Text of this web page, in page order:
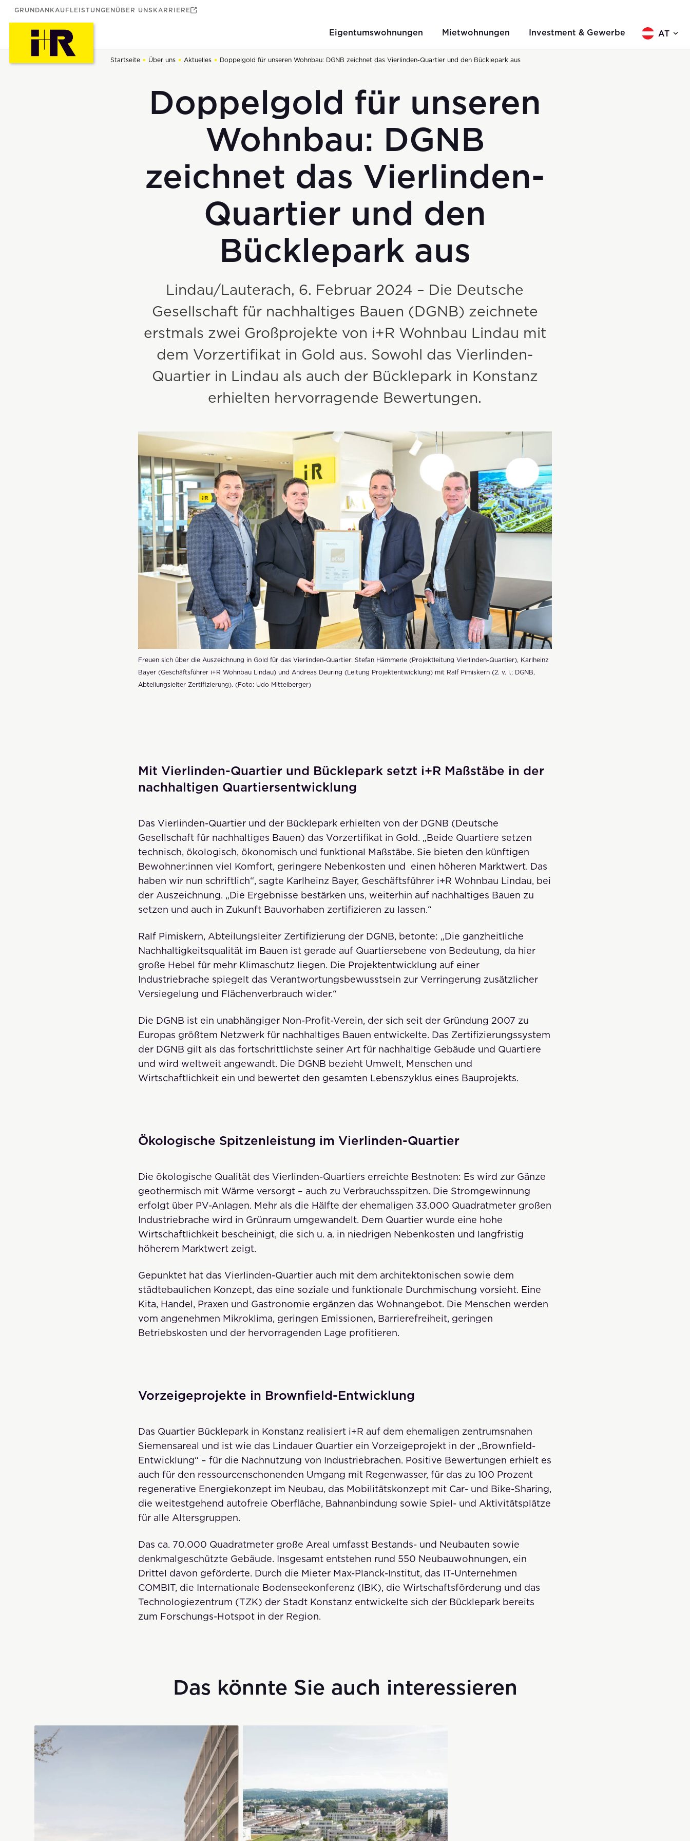
Eigentumswohnungen Mietwohnungen Investment & Gewerbe AT
GRUNDANKAUFLEISTUNGENÜBER UNS KARRIERE
Startseite Über uns Aktuelles Doppelgold für unseren Wohnbau: DGNB zeichnet das Vierlinden-Quartier und den Bücklepark aus
Doppelgold für unseren
Wohnbau: DGNB
zeichnet das Vierlinden-
Quartier und den
Bücklepark aus
Lindau/Lauterach, 6. Februar 2024 – Die Deutsche
Gesellschaft für nachhaltiges Bauen (DGNB) zeichnete
erstmals zwei Großprojekte von i+R Wohnbau Lindau mit
dem Vorzertifikat in Gold aus. Sowohl das Vierlinden-
Quartier in Lindau als auch der Bücklepark in Konstanz
erhielten hervorragende Bewertungen.
Freuen sich über die Auszeichnung in Gold für das Vierlinden-Quartier: Stefan Hämmerle (Projektleitung Vierlinden-Quartier), Karlheinz
Bayer (Geschäftsführer i+R Wohnbau Lindau) und Andreas Deuring (Leitung Projektentwicklung) mit Ralf Pimiskern (2. v. l.; DGNB,
Abteilungsleiter Zertifizierung). (Foto: Udo Mittelberger)
Mit Vierlinden-Quartier und Bücklepark setzt i+R Maßstäbe in der
nachhaltigen Quartiersentwicklung
Das Vierlinden-Quartier und der Bücklepark erhielten von der DGNB (Deutsche
Gesellschaft für nachhaltiges Bauen) das Vorzertifikat in Gold. „Beide Quartiere setzen
technisch, ökologisch, ökonomisch und funktional Maßstäbe. Sie bieten den künftigen
Bewohner:innen viel Komfort, geringere Nebenkosten und einen höheren Marktwert. Das
haben wir nun schriftlich“, sagte Karlheinz Bayer, Geschäftsführer i+R Wohnbau Lindau, bei
der Auszeichnung. „Die Ergebnisse bestärken uns, weiterhin auf nachhaltiges Bauen zu
setzen und auch in Zukunft Bauvorhaben zertifizieren zu lassen.“
Ralf Pimiskern, Abteilungsleiter Zertifizierung der DGNB, betonte: „Die ganzheitliche
Nachhaltigkeitsqualität im Bauen ist gerade auf Quartiersebene von Bedeutung, da hier
große Hebel für mehr Klimaschutz liegen. Die Projektentwicklung auf einer
Industriebrache spiegelt das Verantwortungsbewusstsein zur Verringerung zusätzlicher
Versiegelung und Flächenverbrauch wider.“
Die DGNB ist ein unabhängiger Non-Profit-Verein, der sich seit der Gründung 2007 zu
Europas größtem Netzwerk für nachhaltiges Bauen entwickelte. Das Zertifizierungssystem
der DGNB gilt als das fortschrittlichste seiner Art für nachhaltige Gebäude und Quartiere
und wird weltweit angewandt. Die DGNB bezieht Umwelt, Menschen und
Wirtschaftlichkeit ein und bewertet den gesamten Lebenszyklus eines Bauprojekts.
Ökologische Spitzenleistung im Vierlinden-Quartier
Die ökologische Qualität des Vierlinden-Quartiers erreichte Bestnoten: Es wird zur Gänze
geothermisch mit Wärme versorgt – auch zu Verbrauchsspitzen. Die Stromgewinnung
erfolgt über PV-Anlagen. Mehr als die Hälfte der ehemaligen 33.000 Quadratmeter großen
Industriebrache wird in Grünraum umgewandelt. Dem Quartier wurde eine hohe
Wirtschaftlichkeit bescheinigt, die sich u. a. in niedrigen Nebenkosten und langfristig
höherem Marktwert zeigt.
Gepunktet hat das Vierlinden-Quartier auch mit dem architektonischen sowie dem
städtebaulichen Konzept, das eine soziale und funktionale Durchmischung vorsieht. Eine
Kita, Handel, Praxen und Gastronomie ergänzen das Wohnangebot. Die Menschen werden
vom angenehmen Mikroklima, geringen Emissionen, Barrierefreiheit, geringen
Betriebskosten und der hervorragenden Lage profitieren.
Vorzeigeprojekte in Brownfield-Entwicklung
Das Quartier Bücklepark in Konstanz realisiert i+R auf dem ehemaligen zentrumsnahen
Siemensareal und ist wie das Lindauer Quartier ein Vorzeigeprojekt in der „Brownfield-
Entwicklung“ – für die Nachnutzung von Industriebrachen. Positive Bewertungen erhielt es
auch für den ressourcenschonenden Umgang mit Regenwasser, für das zu 100 Prozent
regenerative Energiekonzept im Neubau, das Mobilitätskonzept mit Car- und Bike-Sharing,
die weitestgehend autofreie Oberfläche, Bahnanbindung sowie Spiel- und Aktivitätsplätze
für alle Altersgruppen.
Das ca. 70.000 Quadratmeter große Areal umfasst Bestands- und Neubauten sowie
denkmalgeschützte Gebäude. Insgesamt entstehen rund 550 Neubauwohnungen, ein
Drittel davon geförderte. Durch die Mieter Max-Planck-Institut, das IT-Unternehmen
COMBIT, die Internationale Bodenseekonferenz (IBK), die Wirtschaftsförderung und das
Technologiezentrum (TZK) der Stadt Konstanz entwickelte sich der Bücklepark bereits
zum Forschungs-Hotspot in der Region.
Das könnte Sie auch interessieren